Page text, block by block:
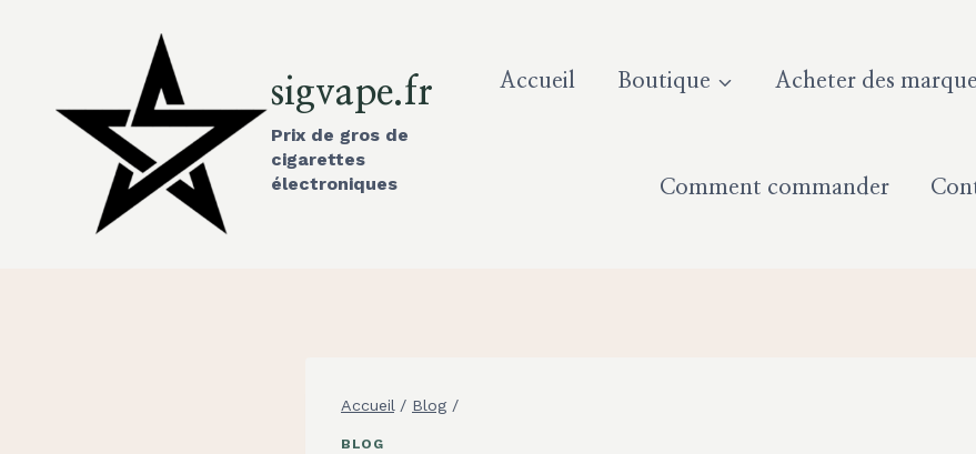
sigvape.fr
Prix de gros de
cigarettes
électroniques
Accueil Boutique Acheter des
Comment commander
Accueil / Blog /
BLOG